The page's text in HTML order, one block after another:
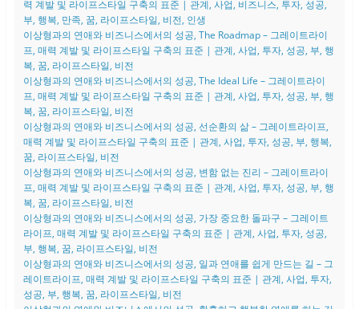
력 계발 및 라이프스타일 구축의 표준 | 관계, 사업, 비즈니스, 투자, 성공,
부, 행복, 만족, 꿈, 라이프스타일, 비전, 인생
이상형과의 연애와 비즈니스에서의 성공, The Roadmap – 그레이트라이
프, 매력 계발 및 라이프스타일 구축의 표준 | 관계, 사업, 투자, 성공, 부, 행
복, 꿈, 라이프스타일, 비전
이상형과의 연애와 비즈니스에서의 성공, The Ideal Life – 그레이트라이
프, 매력 계발 및 라이프스타일 구축의 표준 | 관계, 사업, 투자, 성공, 부, 행
복, 꿈, 라이프스타일, 비전
이상형과의 연애와 비즈니스에서의 성공, 선순환의 삶 – 그레이트라이프,
매력 계발 및 라이프스타일 구축의 표준 | 관계, 사업, 투자, 성공, 부, 행복,
꿈, 라이프스타일, 비전
이상형과의 연애와 비즈니스에서의 성공, 변함 없는 진리 – 그레이트라이
프, 매력 계발 및 라이프스타일 구축의 표준 | 관계, 사업, 투자, 성공, 부, 행
복, 꿈, 라이프스타일, 비전
이상형과의 연애와 비즈니스에서의 성공, 가장 중요한 돌파구 – 그레이트
라이프, 매력 계발 및 라이프스타일 구축의 표준 | 관계, 사업, 투자, 성공,
부, 행복, 꿈, 라이프스타일, 비전
이상형과의 연애와 비즈니스에서의 성공, 일과 연애를 쉽게 만드는 길 – 그
레이트라이프, 매력 계발 및 라이프스타일 구축의 표준 | 관계, 사업, 투자,
성공, 부, 행복, 꿈, 라이프스타일, 비전